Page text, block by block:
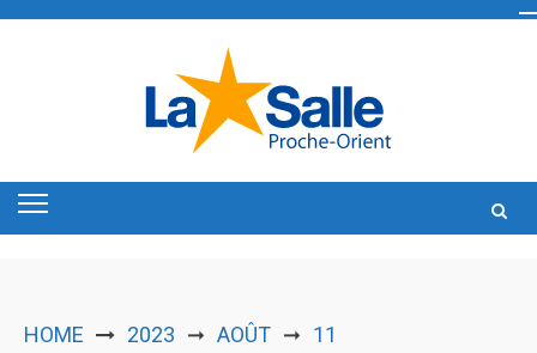
HOME 2023 ➞ AOÛT ➞ 11